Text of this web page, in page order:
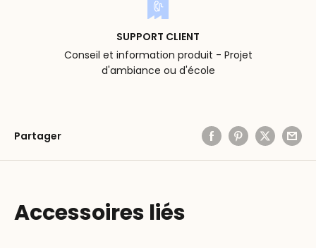
SUPPORT CLIENT
Conseil et information produit - Projet
d'ambiance ou d'école
Partager
Accessoires liés